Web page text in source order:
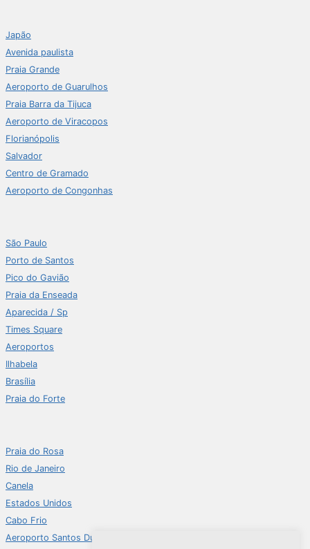
Japão
Avenida paulista
Praia Grande
Aeroporto de Guarulhos
Praia Barra da Tijuca
Aeroporto de Viracopos
Florianópolis
Salvador
Centro de Gramado
Aeroporto de Congonhas
São Paulo
Porto de Santos
Pico do Gavião
Praia da Enseada
Aparecida / Sp
Times Square
Aeroportos
Ilhabela
Brasília
Praia do Forte
Praia do Rosa
Rio de Janeiro
Canela
Estados Unidos
Cabo Frio
Aeroporto Santos Dumont